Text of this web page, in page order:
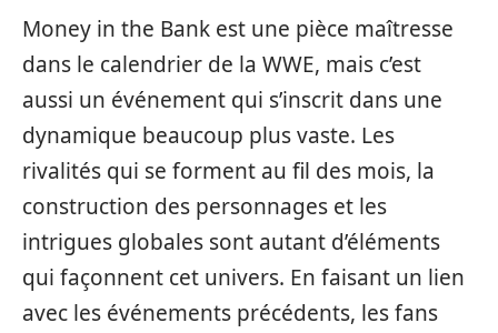
Money in the Bank est une pièce maîtresse
dans le calendrier de la WWE, mais c’est
aussi un événement qui s’inscrit dans une
dynamique beaucoup plus vaste. Les
rivalités qui se forment au fil des mois, la
construction des personnages et les
intrigues globales sont autant d’éléments
qui façonnent cet univers. En faisant un lien
avec les événements précédents, les fans